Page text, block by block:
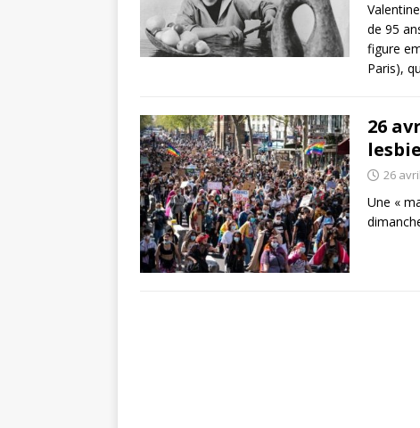
de 95
figure
Paris),
26
26
Une «